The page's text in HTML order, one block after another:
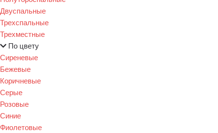
Двуспальные
Трехспальные
Трехместные
По цвету
Сиреневые
Бежевые
Коричневые
Серые
Розовые
Синие
Фиолетовые